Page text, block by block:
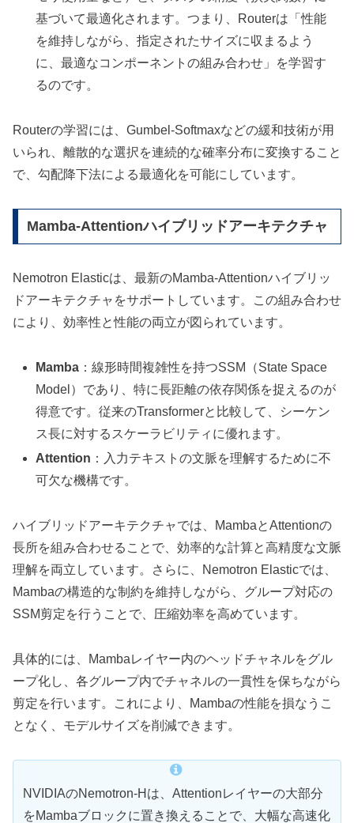
基づいて最適化されます。つまり、Routerは「性能
を維持しながら、指定されたサイズに収まるよう
に、最適なコンポーネントの組み合わせ」を学習す
るのです。
Routerの学習には、Gumbel-Softmaxなどの緩和技術が用
いられ、離散的な選択を連続的な確率分布に変換すること
で、勾配降下法による最適化を可能にしています。
Mamba-Attentionハイブリッドアーキテクチャ
Nemotron Elasticは、最新のMamba-Attentionハイブリッ
ドアーキテクチャをサポートしています。この組み合わせ
により、効率性と性能の両立が図られています。
Mamba ：線形時間複雑性を持つSSM（State Space
Model）であり、特に長距離の依存関係を捉えるのが
得意です。従来のTransformerと比較して、シーケン
ス長に対するスケーラビリティに優れます。
Attention ：入力テキストの文脈を理解するために不
可欠な機構です。
ハイブリッドアーキテクチャでは、MambaとAttentionの
長所を組み合わせることで、効率的な計算と高精度な文脈
理解を両立しています。さらに、Nemotron Elasticでは、
Mambaの構造的な制約を維持しながら、グループ対応の
SSM剪定を行うことで、圧縮効率を高めています。
具体的には、Mambaレイヤー内のヘッドチャネルをグル
ープ化し、各グループ内でチャネルの一貫性を保ちながら
剪定を行います。これにより、Mambaの性能を損なうこ
となく、モデルサイズを削減できます。
NVIDIAのNemotron-Hは、Attentionレイヤーの大部分
をMambaブロックに置き換えることで、大幅な高速化